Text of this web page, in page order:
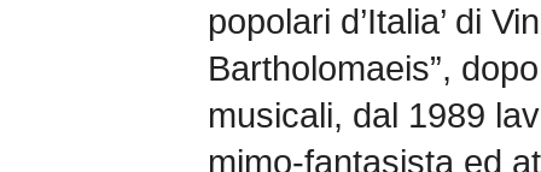
popolari d’Italia’ di
Bartholomaeis”,
musicali, dal 1989
mimo-fantasista ed